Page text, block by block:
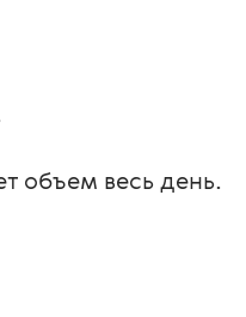
объем весь день.